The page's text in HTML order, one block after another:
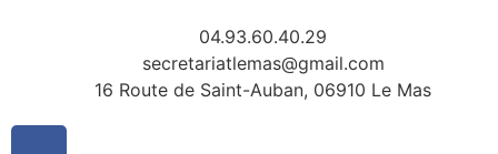
04.93.60.40.29
secretariatlemas@gmail.com
16 Route de Saint-Auban, 06910 Le Mas